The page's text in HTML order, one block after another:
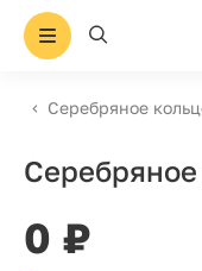
Серебряное
0 ₽